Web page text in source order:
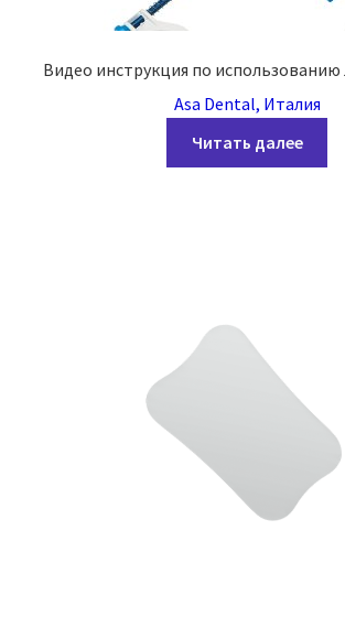
Видео инструкция по использованию
Asa Dental, Италия
Читать далее